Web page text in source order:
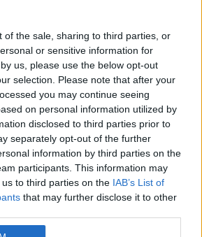
of the sale, sharing to third parties, or
or sensitive information for
us, please use the below opt-out
selection. Please note that after your
you may continue seeing
on personal information utilized by
disclosed to third parties prior to
separately opt-out of the further
information by third parties on the
participants. This information may
to third parties on the IAB’s List of
that may further disclose it to other
artificiala ion virtual